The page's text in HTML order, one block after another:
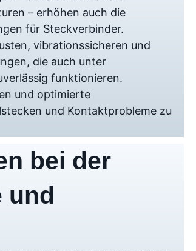
– erhöhen auch die
für Steckverbinder.
vibrationssicheren und
die auch unter
funktionieren.
und optimierte
und Kontaktprobleme zu
bei der
und